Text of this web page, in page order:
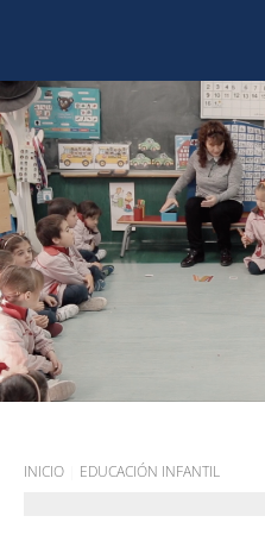
INICIO EDUCACIÓN INFANTIL